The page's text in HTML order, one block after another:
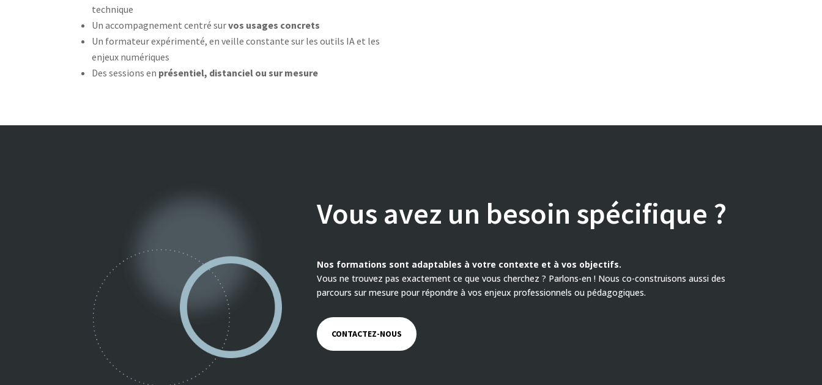
technique
Un accompagnement centré survos usages concrets
Un formateur expérimenté, en veille constante sur les outils IA et les
enjeux numériques
Des sessions en présentiel, distanciel ou sur mesure
Vous avez un besoin spécifique ?
Nos formations sont adaptables à votre contexte et à vos objectifs.
Vous ne trouvez pas exactement ce que vous cherchez ? Parlons-en ! Nous co-construisons aussi des
parcours sur mesure pour répondre à vos enjeux professionnels ou pédagogiques.
CONTACTEZ-NOUS